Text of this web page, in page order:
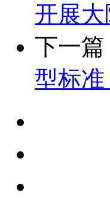
开展
下一篇
型标